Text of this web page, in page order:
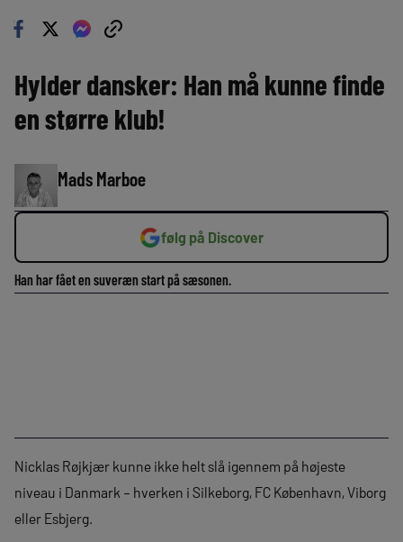
Hylder dansker: Han må kunne finde
en større klub!
Mads Marboe
følg på Discover
Han har fået en suveræn start på sæsonen.
Nicklas Røjkjær kunne ikke helt slå igennem på højeste
niveau i Danmark – hverken i Silkeborg, FC København, Viborg
eller Esbjerg.